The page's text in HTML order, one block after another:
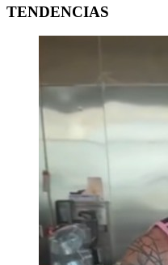
TENDENCIAS